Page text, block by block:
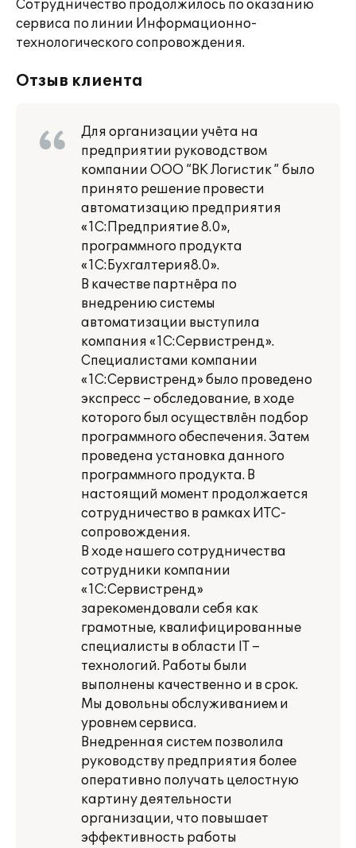
Сотрудничество продолжилось по оказанию
сервиса по линии Информационно-
технологического сопровождения.
Отзыв клиента
Для организации учёта на
предприятии руководством
компании ООО “ВК Логистик ” было
принято решение провести
автоматизацию предприятия
«1С:Предприятие 8.0»,
программного продукта
«1С:Бухгалтерия8.0».
В качестве партнёра по
внедрению системы
автоматизации выступила
компания «1С:Сервистренд».
Специалистами компании
«1С:Сервистренд» было проведено
экспресс – обследование, в ходе
которого был осуществлён подбор
программного обеспечения. Затем
проведена установка данного
программного продукта. В
настоящий момент продолжается
сотрудничество в рамках ИТС-
сопровождения.
В ходе нашего сотрудничества
сотрудники компании
«1С:Сервистренд»
зарекомендовали себя как
грамотные, квалифицированные
специалисты в области IT –
технологий. Работы были
выполнены качественно и в срок.
Мы довольны обслуживанием и
уровнем сервиса.
Внедренная систем позволила
руководству предприятия более
оперативно получать целостную
картину деятельности
организации, что повышает
эффективность работы